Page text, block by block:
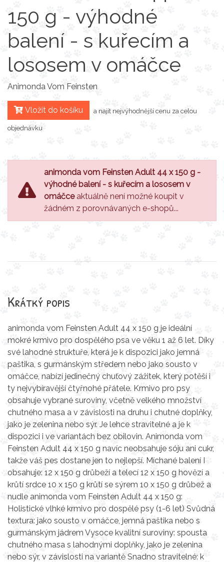
150 g - výhodné
balení - s kuřecím a
lososem v omáčce
Animonda Vom Feinsten
Vložit do košíku a najít nejvýhodnější cenu za celou
objednávku
animonda vom Feinsten Adult 44 x 150 g -
výhodné balení - s kuřecím a lososem v
omáčceaktuálně není možné koupit v
žádném z porovnávaných e-shopů...
Krátký popis
animonda vom Feinsten Adult 44 x 150 g je ideální
mokré krmivo pro dospělého psa ve věku 1 až 6 let. Díky
své lahodné struktuře, která je k dispozici jako jemná
paštika, s gurmánským středem nebo jako sousto v
omáčce, nabízí jedinečný chuťový zážitek, který potěší i
ty nejvybíravější čtyřnohé přátele. Krmivo pro psy
obsahuje vybrané suroviny, včetně velkého množství
chutného masa a v závislosti na druhu i chutné doplňky,
jako je zelenina nebo sýr. Je lehce stravitelné a je k
dispozici i ve variantách bez obilovin. Animonda vom
Feinsten Adult 44 x 150 g navíc neobsahuje sóju ani cukr,
takže váš pes dostane jen to nejlepší. Míchané balení I
obsahuje: 12 x 150 g drůbeží a telecí 12 x 150 g hovězí a
krůtí srdce 10 x 150 g krůtí se sýrem 10 x 150 g drůbež a
nudle animonda vom Feinsten Adult 44 x 150 g:
Holistické vlhké krmivo pro dospělé psy (1-6 let) Svůdná
textura: jako sousto v omáčce, jemná paštika nebo s
gurmánským jádrem Vysoce kvalitní suroviny: spousta
chutného masa s lahodnými doplňky, jako je zelenina
nebo sýr, v závislosti na variantě Snadno stravitelné: k